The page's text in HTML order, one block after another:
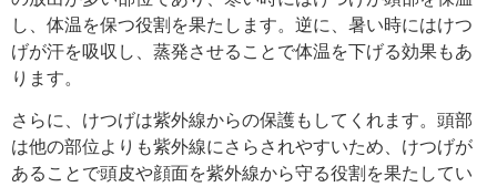
し、体温を保つ役割を果たします。逆に、暑い時にはけつ
げが汗を吸収し、蒸発させることで体温を下げる効果もあ
ります。
さらに、けつげは紫外線からの保護もしてくれます。頭部
は他の部位よりも紫外線にさらされやすいため、けつげが
あることで頭皮や顔面を紫外線から守る役割を果たしてい